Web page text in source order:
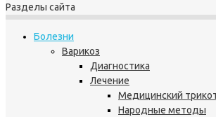
Разделы сайта
Болезни
Варикоз
Диагностика
Лечение
Медицинский
Народные методы